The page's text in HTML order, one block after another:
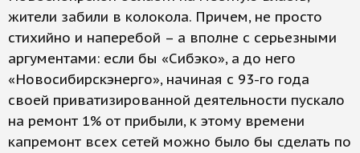
жители забили в колокола. Причем, не просто
стихийно и наперебой – а вполне с серьезными
аргументами: если бы «Сибэко», а до него
«Новосибирскэнерго», начиная с 93-го года
своей приватизированной деятельности пускало
на ремонт 1% от прибыли, к этому времени
капремонт всех сетей можно было бы сделать по